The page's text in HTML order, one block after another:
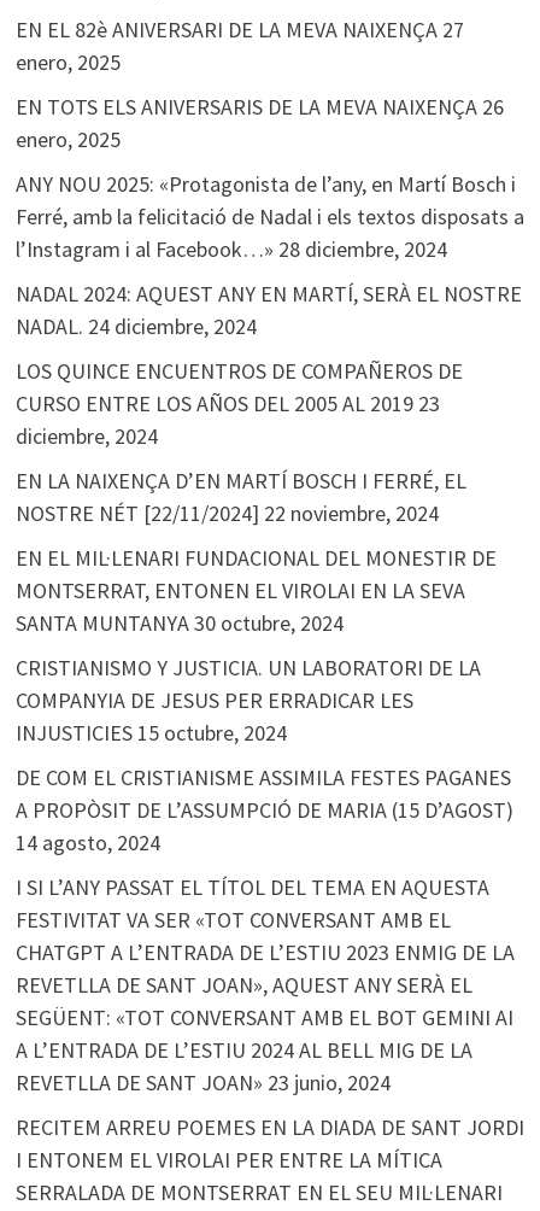
EN EL 82è ANIVERSARI DE LA MEVA NAIXENÇA 27
enero, 2025
EN TOTS ELS ANIVERSARIS DE LA MEVA NAIXENÇA 26
enero, 2025
ANY NOU 2025: «Protagonista de l’any, en Martí Bosch i
Ferré, amb la felicitació de Nadal i els textos disposats a
l’Instagram i al Facebook…» 28 diciembre, 2024
NADAL 2024: AQUEST ANY EN MARTÍ, SERÀ EL NOSTRE
NADAL. 24 diciembre, 2024
LOS QUINCE ENCUENTROS DE COMPAÑEROS DE
CURSO ENTRE LOS AÑOS DEL 2005 AL 2019 23
diciembre, 2024
EN LA NAIXENÇA D’EN MARTÍ BOSCH I FERRÉ, EL
NOSTRE NÉT [22/11/2024] 22 noviembre, 2024
EN EL MIL·LENARI FUNDACIONAL DEL MONESTIR DE
MONTSERRAT, ENTONEN EL VIROLAI EN LA SEVA
SANTA MUNTANYA30 octubre, 2024
CRISTIANISMO Y JUSTICIA. UN LABORATORI DE LA
COMPANYIA DE JESUS PER ERRADICAR LES
INJUSTICIES 15 octubre, 2024
DE COM EL CRISTIANISME ASSIMILA FESTES PAGANES
A PROPÒSIT DE L’ASSUMPCIÓ DE MARIA (15 D’AGOST)
14 agosto, 2024
I SI L’ANY PASSAT EL TÍTOL DEL TEMA EN AQUESTA
FESTIVITAT VA SER «TOT CONVERSANT AMB EL
CHATGPT A L’ENTRADA DE L’ESTIU 2023 ENMIG DE LA
REVETLLA DE SANT JOAN», AQUEST ANY SERÀ EL
SEGÜENT: «TOT CONVERSANT AMB EL BOT GEMINI AI
A L’ENTRADA DE L’ESTIU 2024 AL BELL MIG DE LA
REVETLLA DE SANT JOAN» 23 junio, 2024
RECITEM ARREU POEMES EN LA DIADA DE SANT JORDI
I ENTONEM EL VIROLAI PER ENTRE LA MÍTICA
SERRALADA DE MONTSERRAT EN EL SEU MIL·LENARI